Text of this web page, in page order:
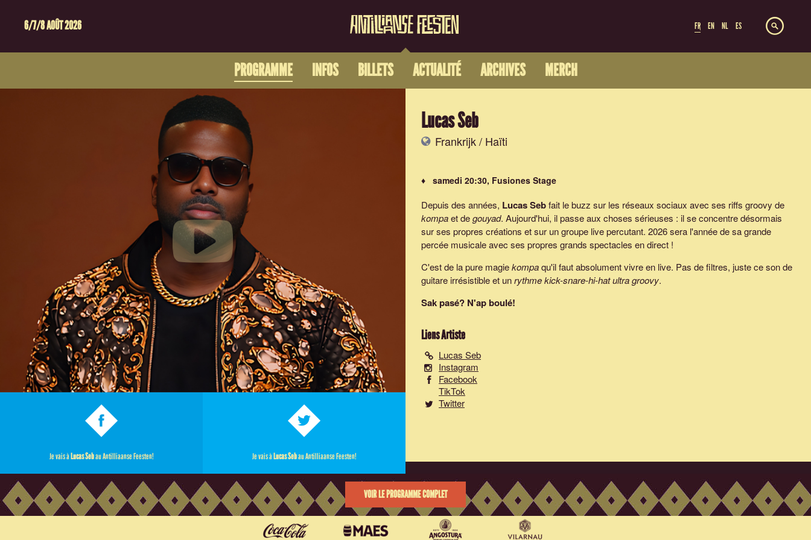
6/7/8 AOÛT 2026 FR EN NL ES
PROGRAMME INFOS BILLETS ACTUALITÉ ARCHIVES MERCH
Je vais àLucas Sebau Antilliaanse Feesten! Je vais àLucas Sebau Antilliaanse Feesten!
Lucas Seb
Frankrijk / Haïti
♦ samedi 20:30, Fusiones Stage
Depuis des années, Lucas Sebfait le buzz sur les réseaux sociaux avec ses riffs groovy de
kompaet degouyad. Aujourd'hui, il passe aux choses sérieuses : il se concentre désormais
sur ses propres créations et sur un groupe live percutant. 2026 sera l'année de sa grande
percée musicale avec ses propres grands spectacles en direct !
C'est de la pure magiekompaqu'il faut absolument vivre en live. Pas de filtres, juste ce son de
guitare irrésistible et unrythme kick-snare-hi-hat ultra groovy.
Sak pasé? N'ap boulé!
Liens Artiste
Lucas Seb
Instagram
Facebook
TikTok
Twitter
VOIR LE PROGRAMME COMPLET